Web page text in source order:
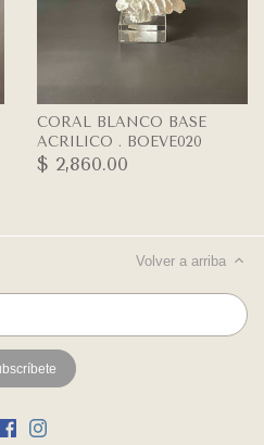
CORAL BLANCO BASE
ACRILICO . BOEVE020
$ 2,860.00
Volver a arriba